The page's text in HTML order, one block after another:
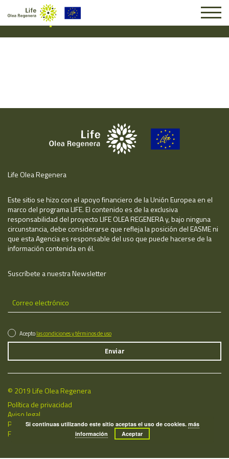
Suscripción #16842
Life Olea Regenera
Este sitio se hizo con el apoyo financiero de la Unión Europea en el
marco del programa LIFE. El contenido es de la exclusiva
responsabilidad del proyecto LIFE OLEA REGENERA y, bajo ninguna
circunstancia, debe considerarse que refleja la posición del EASME ni
que esta Agencia es responsable del uso que puede hacerse de la
información contenida en él.
Suscríbete a nuestra Newsletter
Aceptolas condiciones y términos de uso
© 2019 Life Olea Regenera
Política de privacidad
Aviso legal
Política de cookies
Fecha de última actualización: 08/08/2026
Si continuas utilizando este sitio aceptas el uso de cookies.más
información
Aceptar